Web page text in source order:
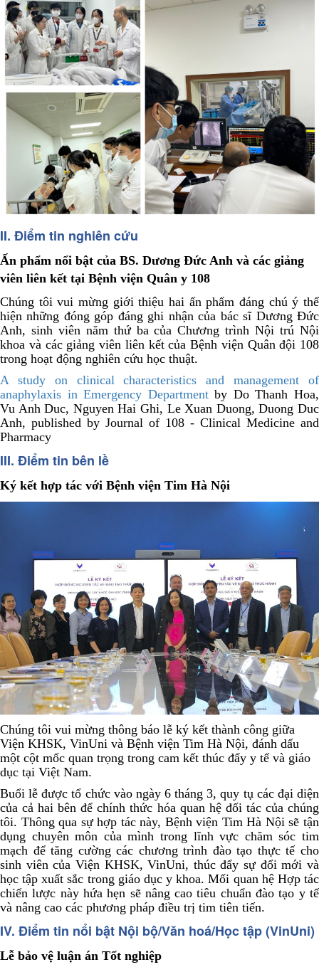
II. Điểm tin nghiên cứu
Ấn phẩm nổi bật của BS. Dương Đức Anh và các giảng
viên liên kết tại Bệnh viện Quân y 108
Chúng tôi vui mừng giới thiệu hai ấn phẩm đáng chú ý thể
hiện những đóng góp đáng ghi nhận của bác sĩ Dương Đức
Anh, sinh viên năm thứ ba của Chương trình Nội trú Nội
khoa và các giảng viên liên kết của Bệnh viện Quân đội 108
trong hoạt động nghiên cứu học thuật.
A study on clinical characteristics and management of
anaphylaxis in Emergency Departmentby Do Thanh Hoa,
Vu Anh Duc, Nguyen Hai Ghi, Le Xuan Duong, Duong Duc
Anh, published by Journal of 108 - Clinical Medicine and
Pharmacy
III. Điểm tin bên lề
Ký kết hợp tác với Bệnh viện Tim Hà Nội
Chúng tôi vui mừng thông báo lễ ký kết thành công giữa
Viện KHSK, VinUni và Bệnh viện Tim Hà Nội, đánh dấu
một cột mốc quan trọng trong cam kết thúc đẩy y tế và giáo
dục tại Việt Nam.
Buổi lễ được tổ chức vào ngày 6 tháng 3, quy tụ các đại diện
của cả hai bên để chính thức hóa quan hệ đối tác của chúng
tôi. Thông qua sự hợp tác này, Bệnh viện Tim Hà Nội sẽ tận
dụng chuyên môn của mình trong lĩnh vực chăm sóc tim
mạch để tăng cường các chương trình đào tạo thực tế cho
sinh viên của Viện KHSK, VinUni, thúc đẩy sự đổi mới và
học tập xuất sắc trong giáo dục y khoa. Mối quan hệ Hợp tác
chiến lược này hứa hẹn sẽ nâng cao tiêu chuẩn đào tạo y tế
và nâng cao các phương pháp điều trị tim tiên tiến.
IV. Điểm tin nổi bật Nội bộ/Văn hoá/Học tập (VinUni)
Lễ bảo vệ luận án Tốt nghiệp